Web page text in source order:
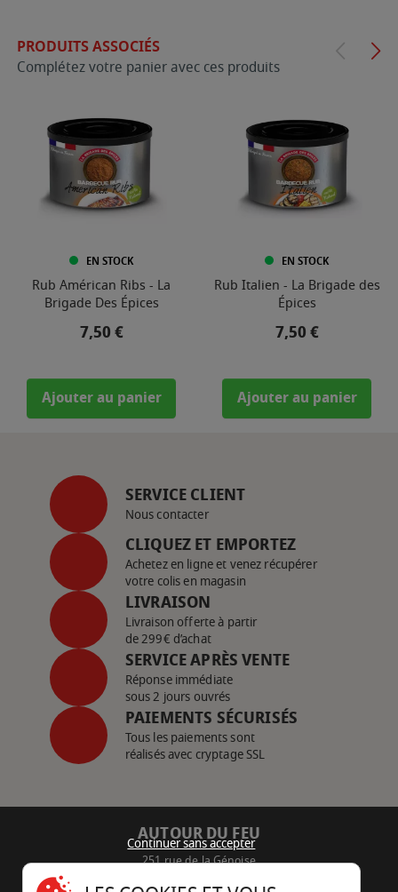
PRODUITS ASSOCIÉS
Complétez votre panier avec ces produits
EN STOCK
Rub Américan Ribs - La
Brigade Des Épices
Prix
7,50 €
Ajouter au panier
EN STOCK
Rub Italien - La Brigade des
Épices
Prix
7,50 €
Ajouter au panier
SERVICE CLIENT
Nous contacter
CLIQUEZ ET EMPORTEZ
Achetez en ligne et venez récupérer
votre colis en magasin
LIVRAISON
Livraison offerte à partir
de 299€ d’achat
SERVICE APRÈS VENTE
Réponse immédiate
sous 2 jours ouvrés
PAIEMENTS SÉCURISÉS
Tous les paiements sont
réalisés avec cryptage SSL
AUTOUR DU FEU
251 rue de la Génoise
Continuer sans accepter